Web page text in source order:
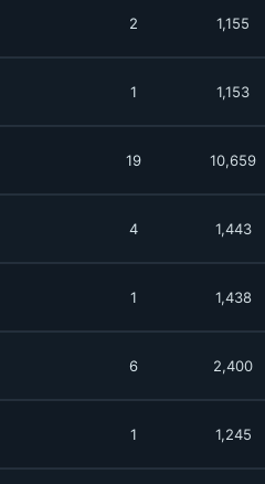
2 1,155
1 1,153
19 10,659
4 1,443
1 1,438
6 2,400
1 1,245